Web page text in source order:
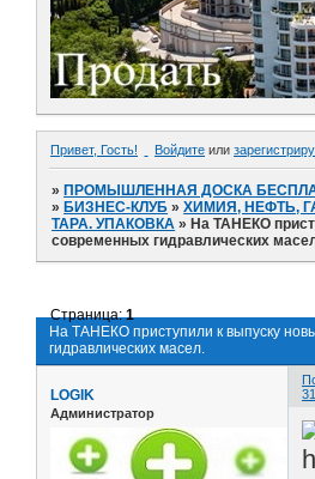
Привет, Гость! Войдите или
»ПРОМЫШЛЕННАЯ ДОСКА
»БИЗНЕС-КЛУБ »ХИМИЯ, НЕФТЬ,
ТАРА. УПАКОВКА »На ТАНЕКО
современных гидравлических
На ТАНЕКО приступили к выпуску
гидравлических масел.
Страница:1
LOGIK
Администратор